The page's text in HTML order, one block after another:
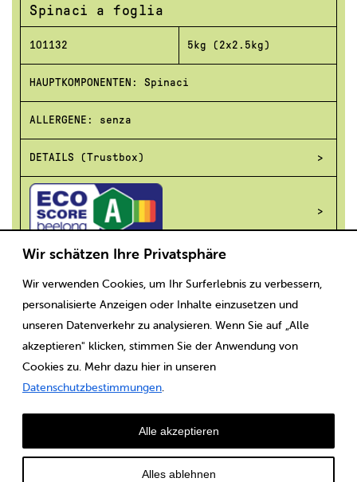
Wir schätzen Ihre Privatsphäre
Wir verwenden Cookies, um Ihr Surferlebnis zu verbessern,
personalisierte Anzeigen oder Inhalte einzusetzen und
unseren Datenverkehr zu analysieren. Wenn Sie auf „Alle
akzeptieren" klicken, stimmen Sie der Anwendung von
Cookies zu. Mehr dazu hier in unseren
Datenschutzbestimmungen
Alles ablehnen
Alle akzeptieren
Spinaci a foglia
101132 5kg (2x2.5kg)
HAUPTKOMPONENTEN: Spinaci
ALLERGENE: senza
DETAILS (Trustbox)
Scaricare Note legali CGV Protezione dei dati